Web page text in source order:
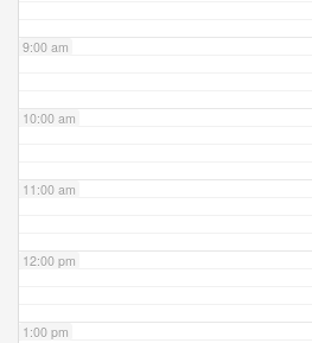
9:00 am
10:00 am
11:00 am
12:00 pm
1:00 pm